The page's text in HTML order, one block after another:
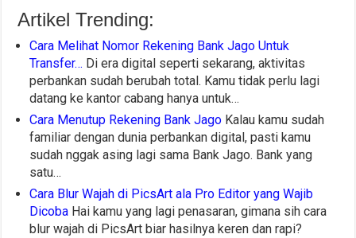
Artikel Trending:
Cara Melihat Nomor Rekening Bank Jago Untuk
Transfer… Di era digital seperti sekarang, aktivitas
perbankan sudah berubah total. Kamu tidak perlu lagi
datang ke kantor cabang hanya untuk…
Cara Menutup Rekening Bank Jago Kalau kamu sudah
familiar dengan dunia perbankan digital, pasti kamu
sudah nggak asing lagi sama Bank Jago. Bank yang
satu…
Cara Blur Wajah di PicsArt ala Pro Editor yang Wajib
Dicoba Hai kamu yang lagi penasaran, gimana sih cara
blur wajah di PicsArt biar hasilnya keren dan rapi?